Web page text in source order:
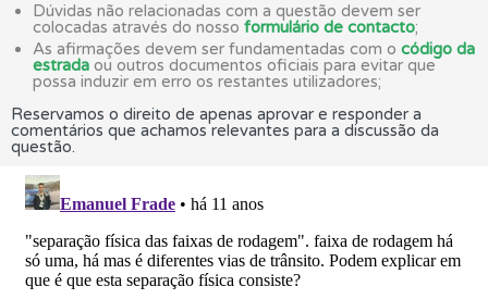
Dúvidas não relacionadas com a questão devem ser
colocadas através do nosso formulário de contacto;
As afirmações devem ser fundamentadas com o código da
estrada ou outros documentos oficiais para evitar que
possa induzir em erro os restantes utilizadores;
Reservamos o direito de apenas aprovar e responder a
comentários que achamos relevantes para a discussão da
questão.